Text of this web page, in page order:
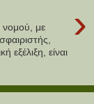
›
με
εξέλιξη, είναι